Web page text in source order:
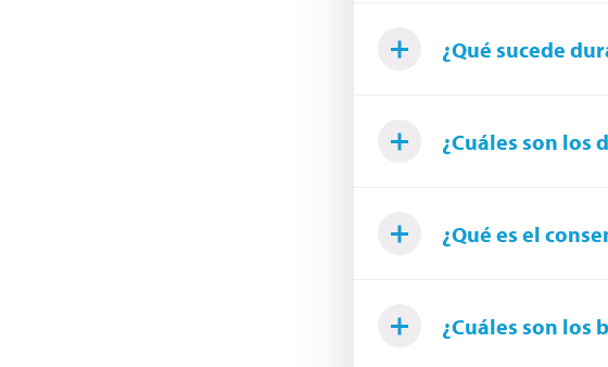
¿Qué sucede
¿Cuáles son los
¿Qué es el
¿Cuáles son los